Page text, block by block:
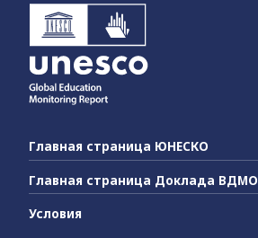
Главная страница ЮНЕСКО
Главная страница Доклада ВДМО
Условия